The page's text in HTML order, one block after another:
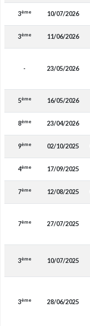
3ème 10/07/2026
3ème 11/06/2026
- 23/05/2026
5ème 16/05/2026
8ème 23/04/2026
9ème 02/10/2025
4ème 17/09/2025
7ème 12/08/2025
7ème 27/07/2025
3ème 10/07/2025
3ème 28/06/2025